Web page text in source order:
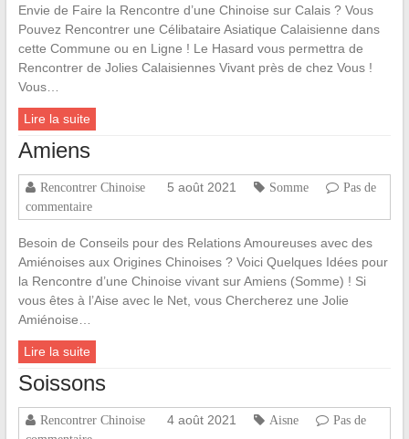
Envie de Faire la Rencontre d’une Chinoise sur Calais ? Vous
Pouvez Rencontrer une Célibataire Asiatique Calaisienne dans
cette Commune ou en Ligne ! Le Hasard vous permettra de
Rencontrer de Jolies Calaisiennes Vivant près de chez Vous !
Vous…
Lire la suite
Amiens
Rencontrer Chinoise 5 août 2021 Somme
Pas de
commentaire
Besoin de Conseils pour des Relations Amoureuses avec des
Amiénoises aux Origines Chinoises ? Voici Quelques Idées pour
la Rencontre d’une Chinoise vivant sur Amiens (Somme) ! Si
vous êtes à l’Aise avec le Net, vous Chercherez une Jolie
Amiénoise…
Lire la suite
Soissons
Rencontrer Chinoise 4 août 2021 Aisne
Pas de